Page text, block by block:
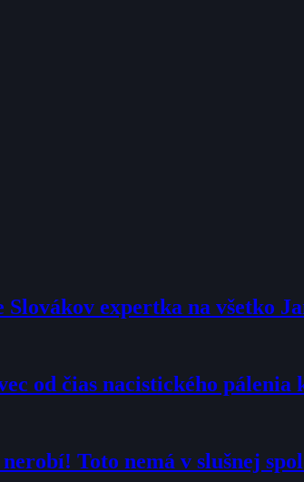
expertka na všetko
od čias nacistického pálenia
Toto nemá v slušnej